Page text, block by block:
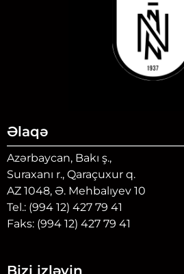
Əlaqə
Azərbaycan, Bakı ş.,
Suraxanı r., Qaraçuxur q.
AZ 1048, Ə. Mehbalıyev 10
Tel.: (994 12) 427 79 41
Faks: (994 12) 427 79 41
Bizi izləyin